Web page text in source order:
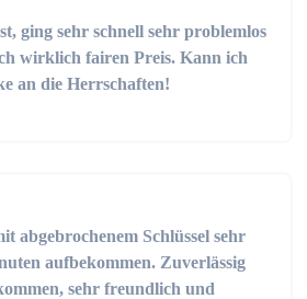
ging sehr schnell sehr problemlos
wirklich fairen Preis. Kann ich
an die Herrschaften!
abgebrochenem Schlüssel sehr
aufbekommen. Zuverlässig
sehr freundlich und